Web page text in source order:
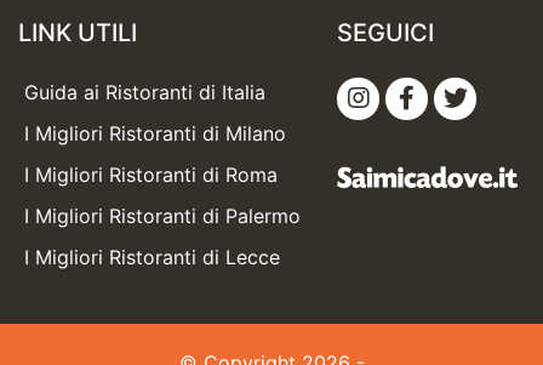
LINK UTILI
Guida ai Ristoranti di Italia
I Migliori Ristoranti di Milano
I Migliori Ristoranti di Roma
I Migliori Ristoranti di Palermo
I Migliori Ristoranti di Lecce
SEGUICI